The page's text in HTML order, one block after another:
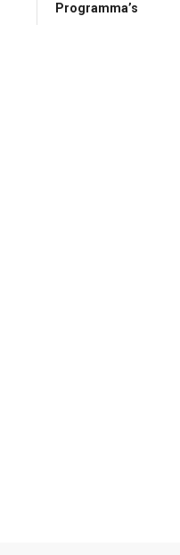
Programma’s